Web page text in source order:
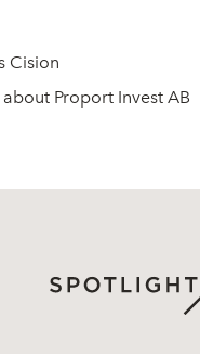
Cision
Proport Invest AB